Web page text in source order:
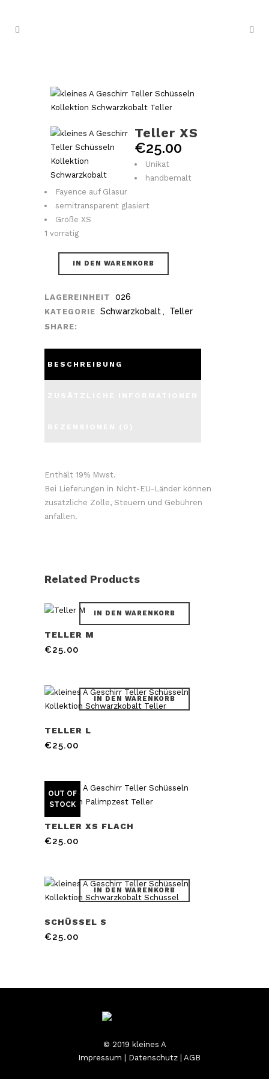
Teller XS
€25.00
Unikat
handbemalt
Fayence auf Glasur
semitransparent glasiert
Größe XS
1 vorrätig
IN DEN WARENKORB
LAGEREINHEIT 026
KATEGORIE Schwarzkobalt , Teller
SHARE:
BESCHREIBUNG
Enthält 19% Mwst.
Bei Lieferungen in Nicht-EU-Länder können
zusätzliche Zölle, Steuern und Gebühren
anfallen.
Related Products
IN DEN WARENKORB
TELLER M
€25.00
IN DEN WARENKORB
TELLER L
€25.00
OUT OF
STOCK
TELLER XS FLACH
€25.00
IN DEN WARENKORB
SCHÜSSEL S
€25.00
© 2019 kleines A
Impressum
Datenschutz AGB